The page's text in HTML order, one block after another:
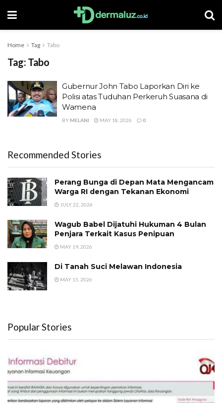
Home Tag Tabo
Tag: Tabo
Gubernur John Tabo Laporkan Diri ke
Polisi atas Tuduhan Perkeruh Suasana di
Wamena
BY MELANI MAY 18, 2026 0
Recommended Stories
Perang Bunga di Depan Mata Mengancam
Warga RI dengan Tekanan Ekonomi
JULY 22, 2026
Wagub Babel Dijatuhi Hukuman 4 Bulan
Penjara Terkait Kasus Penipuan
MAY 19, 2026
Di Tanah Suci Melawan Indonesia
MAY 15, 2026
Popular Stories